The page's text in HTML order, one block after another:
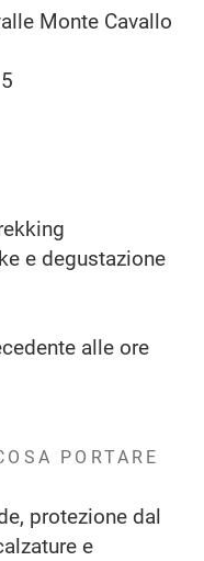
Monte Cavallo
e degustazione
alle ore
PORTARE
protezione dal
e